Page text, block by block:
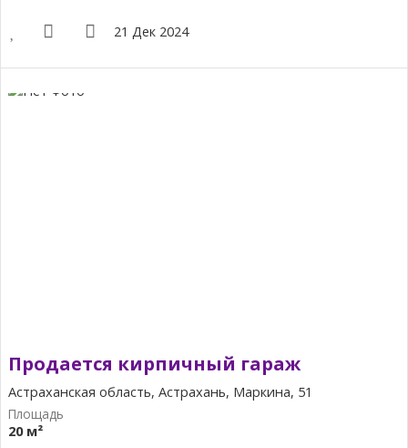
21 Дек 2024
Продается кирпичный гараж
Астраханская область, Астрахань, Маркина, 51
20 м²